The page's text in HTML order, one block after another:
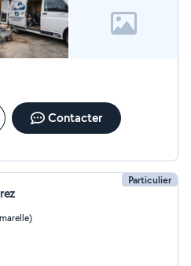
Contacter
Particulier